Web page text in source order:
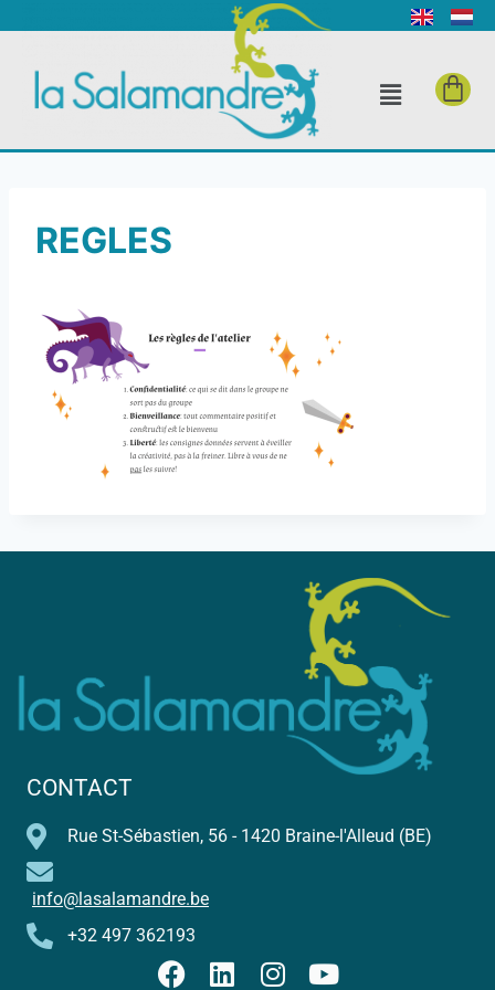
REGLES
CONTACT
Rue St-Sébastien, 56 - 1420 Braine-l'Alleud (BE)
info@lasalamandre.be
+32 497 362193